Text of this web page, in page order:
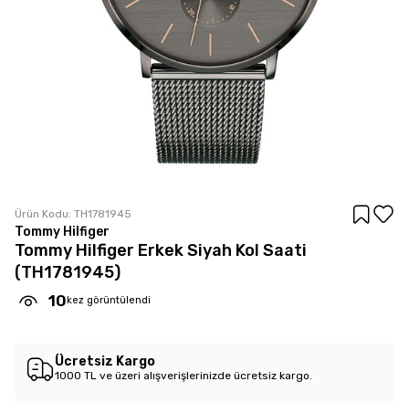
Ürün Kodu: TH1781945
Tommy Hilfiger
Tommy Hilfiger Erkek Siyah Kol Saati
(TH1781945)
10 kez görüntülendi
Ücretsiz Kargo
1000 TL ve üzeri alışverişlerinizde ücretsiz kargo.